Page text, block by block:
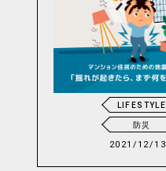
LIFESTYLE
防災
2021/12/13